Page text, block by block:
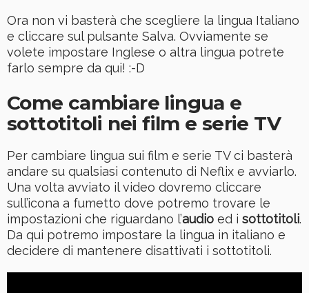
Ora non vi basterà che scegliere la lingua Italiano
e cliccare sul pulsante Salva. Ovviamente se
volete impostare Inglese o altra lingua potrete
farlo sempre da qui! :-D
Come cambiare lingua e
sottotitoli nei film e serie TV
Per cambiare lingua sui film e serie TV ci basterà
andare su qualsiasi contenuto di Neflix e avviarlo.
Una volta avviato il video dovremo cliccare
sull’icona a fumetto dove potremo trovare le
impostazioni che riguardano l’audio ed i sottotitoli.
Da qui potremo impostare la lingua in italiano e
decidere di mantenere disattivati i sottotitoli.